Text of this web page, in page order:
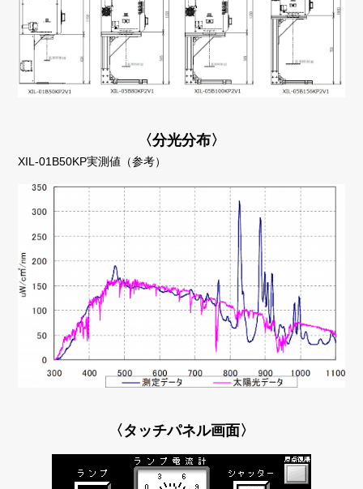
〈分光分布〉
XIL-01B50KP実測値（参考）
〈タッチパネル画面〉